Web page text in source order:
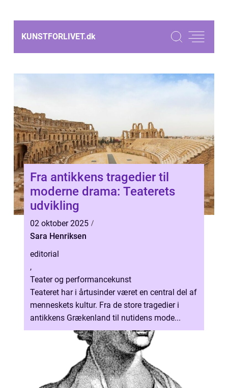
KUNSTFORLIVET.dk
Fra antikkens tragedier til
moderne drama: Teaterets
udvikling
02 oktober 2025
Sara Henriksen
editorial
,
Teater og performancekunst
Teateret har i årtusinder været en central del af
menneskets kultur. Fra de store tragedier i
antikkens Grækenland til nutidens mode...